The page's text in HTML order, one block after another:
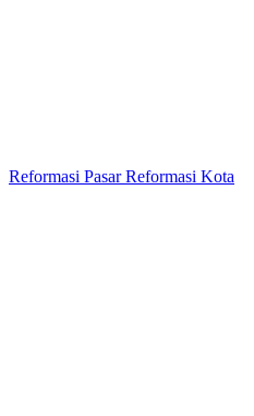
Reformasi Pasar Reformasi Kota